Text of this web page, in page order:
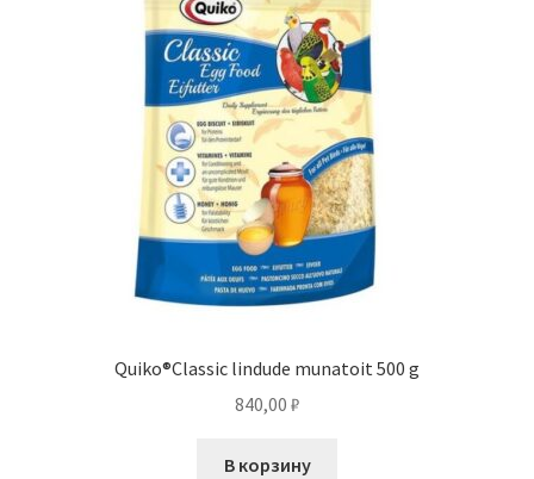
Quiko®Classic lindude munatoit 500 g
840,00 ₽
В корзину